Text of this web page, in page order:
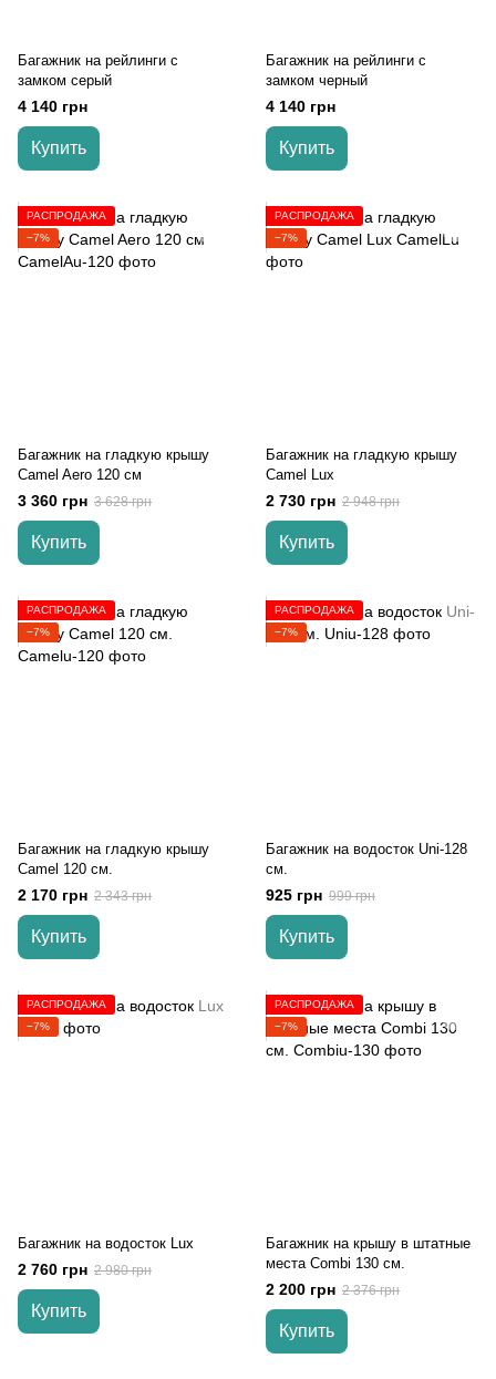
Багажник на рейлинги с
замком серый
4 140 грн
Купить
Багажник на рейлинги с
замком черный
4 140 грн
Купить
РАСПРОДАЖА
−7%
Багажник на гладкую крышу
Camel Aero 120 см
3 360 грн 3 628 грн
Купить
РАСПРОДАЖА
−7%
Багажник на гладкую крышу
Camel Lux
2 730 грн 2 948 грн
Купить
РАСПРОДАЖА
−7%
Багажник на гладкую крышу
Camel 120 см.
2 170 грн 2 343 грн
Купить
РАСПРОДАЖА
−7%
Багажник на водосток Uni-128
см.
925 грн 999 грн
Купить
РАСПРОДАЖА
−7%
Багажник на водосток Lux
2 760 грн 2 980 грн
Купить
РАСПРОДАЖА
−7%
Багажник на крышу в штатные
места Combi 130 см.
2 200 грн 2 376 грн
Купить